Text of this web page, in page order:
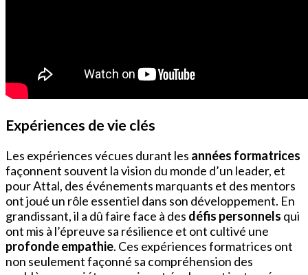
Expériences de vie clés
Les expériences vécues durant les années formatrices
façonnent souvent la vision du monde d’un leader, et
pour Attal, des événements marquants et des mentors
ont joué un rôle essentiel dans son développement. En
grandissant, il a dû faire face à des défis personnels qui
ont mis à l’épreuve sa résilience et ont cultivé une
profonde empathie. Ces expériences formatrices ont
non seulement façonné sa compréhension des